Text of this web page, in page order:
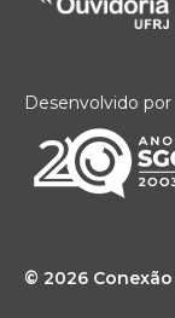
Desenvolvido por
© 2026 Conexão